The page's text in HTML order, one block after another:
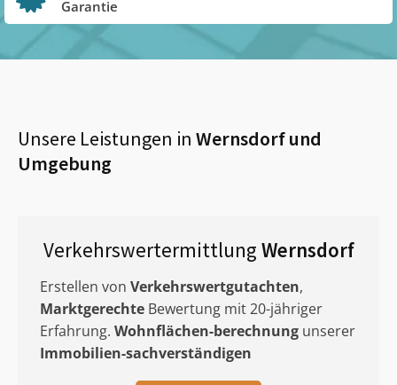
Garantie
Unsere Leistungen in Wernsdorfund
Umgebung
Verkehrswertermittlung Wernsdorf
Erstellen von Verkehrswertgutachten,
Marktgerechte Bewertung mit 20-jähriger
Erfahrung. Wohnflächen-berechnung unserer
Immobilien-sachverständigen